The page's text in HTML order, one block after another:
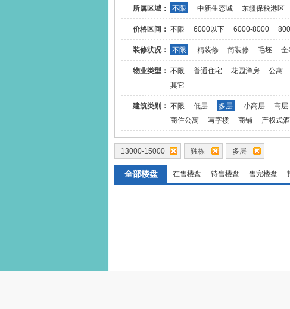
所属区域： 不限 中新生态城 东疆保税港区
价格区间： 不限 6000以下 6000-8000
装修状况： 不限 精装修 简装修 毛坯 全
物业类型： 不限 普通住宅 花园洋房 公寓
其它
建筑类别： 不限 低层 多层 小高层 高层
商住公寓
写字楼 商铺 产权式
13000-15000 独栋 多层
全部楼盘 在售楼盘 待售楼盘 售完楼盘